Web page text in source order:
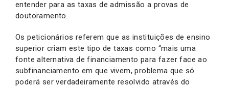
entender para as taxas de admissão a provas de
doutoramento.
Os peticionários referem que as instituições de ensino
superior criam este tipo de taxas como “mais uma
fonte alternativa de financiamento para fazer face ao
subfinanciamento em que vivem, problema que só
poderá ser verdadeiramente resolvido através do